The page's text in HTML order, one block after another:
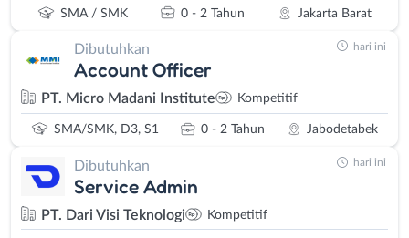
SMA / SMK 0 - 2 Tahun Jakarta Barat
Dibutuhkan
Account Officer
PT. Micro Madani Institute Kompetitif
SMA/SMK, D3, S1 0 - 2 Tahun Jabodetabek
hari ini
Dibutuhkan
Service Admin
PT. Dari Visi Teknologi Kompetitif
hari ini